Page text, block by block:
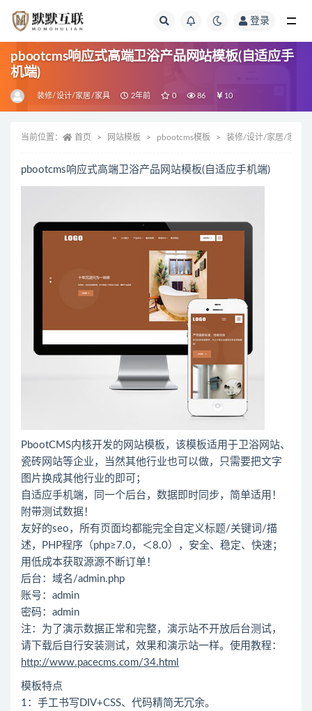
登录
pbootcms响应式高端卫浴产品网站模板(自适应手
机端)
装修/设计/家居/家具 2年前 0 86 10
当前位置： 首页 网站模板 pbootcms模板 装修/设计/家居/家具
pbootcms响应式高端卫浴产品网站模板(自适应手机端)
PbootCMS内核开发的网站模板，该模板适用于卫浴网站、
瓷砖网站等企业，当然其他行业也可以做，只需要把文字
图片换成其他行业的即可；
自适应手机端，同一个后台，数据即时同步，简单适用！
附带测试数据！
友好的seo，所有页面均都能完全自定义标题/关键词/描
述，PHP程序（php≥7.0，＜8.0），安全、稳定、快速；
用低成本获取源源不断订单！
后台：域名/admin.php
账号：admin
密码：admin
注：为了演示数据正常和完整，演示站不开放后台测试，
请下载后自行安装测试，效果和演示站一样。使用教程：
http://www.pacecms.com/34.htm
模板特点
1：手工书写DIV+CSS、代码精简无冗余。